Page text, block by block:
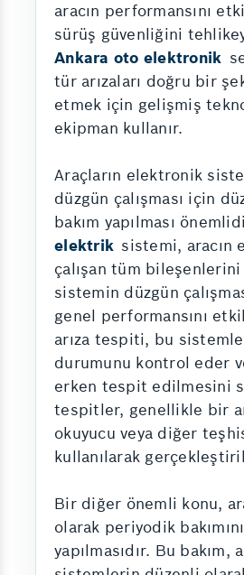
aracın performansını
sürüş güvenliğini
Ankara oto elektronik
tür arızaları doğru bir
etmek için gelişmiş
ekipman kullanır.
Araçların elektronik
düzgün çalışması için
bakım yapılması
elektrik sistemi, aracın
çalışan tüm
sistemin düzgün
genel performansını
arıza tespiti, bu
durumunu kontrol eder
erken tespit edilmesini
tespitler, genellikle bir
okuyucu veya diğer
kullanılarak
Bir diğer önemli konu,
olarak periyodik
yapılmasıdır. Bu bakım,